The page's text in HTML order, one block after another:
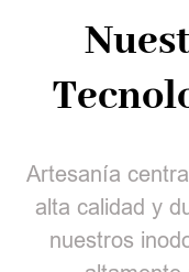
Artesanía
alta calidad y
nuestros